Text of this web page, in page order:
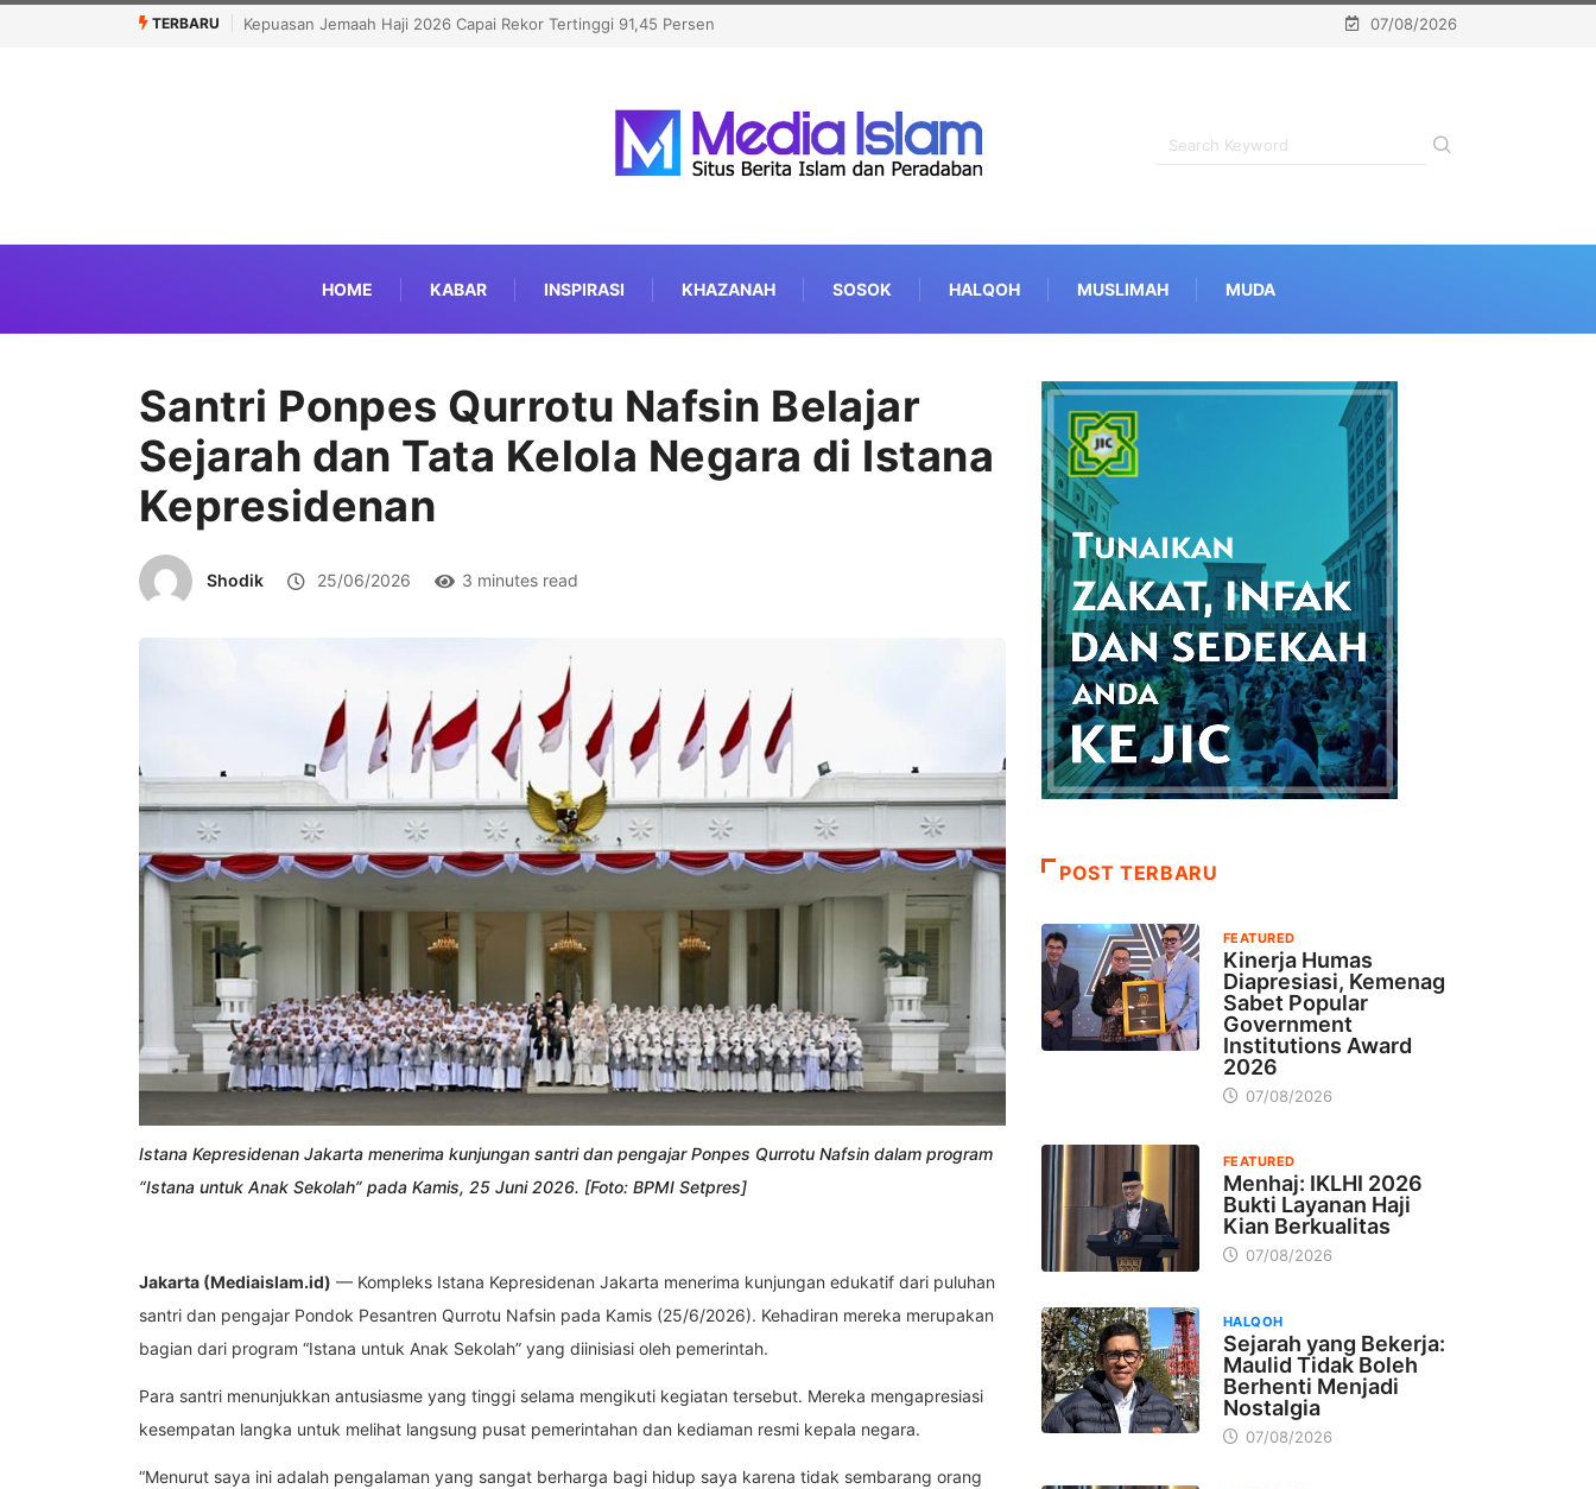
TERBARU
Capai Rekor Tertinggi 91,45 PersenBawa Syiar Al-Qur’an Inklusif, MTQ Nasional 2026 di Semarang
07/08/2026
HOME KABAR INSPIRASI KHAZANAH SOSOK HALQOH MUSLIMAH MUDA
Santri Ponpes Qurrotu Nafsin Belajar
Sejarah dan Tata Kelola Negara di Istana
Kepresidenan
Shodik 25/06/2026 3 minutes read
Istana Kepresidenan Jakarta menerima kunjungan santri dan pengajar Ponpes Qurrotu Nafsin dalam program
“Istana untuk Anak Sekolah” pada Kamis, 25 Juni 2026. [Foto: BPMI Setpres]
Jakarta (Mediaislam.id) — Kompleks Istana Kepresidenan Jakarta menerima kunjungan edukatif dari puluhan
santri dan pengajar Pondok Pesantren Qurrotu Nafsin pada Kamis (25/6/2026). Kehadiran mereka merupakan
bagian dari program “Istana untuk Anak Sekolah” yang diinisiasi oleh pemerintah.
Para santri menunjukkan antusiasme yang tinggi selama mengikuti kegiatan tersebut. Mereka mengapresiasi
kesempatan langka untuk melihat langsung pusat pemerintahan dan kediaman resmi kepala negara.
“Menurut saya ini adalah pengalaman yang sangat berharga bagi hidup saya karena tidak sembarang orang
POST TERBARU
FEATURED
Kinerja Humas
Diapresiasi, Kemenag
Sabet Popular
Government
Institutions Award
2026
07/08/2026
FEATURED
Menhaj: IKLHI 2026
Bukti Layanan Haji
Kian Berkualitas
07/08/2026
HALQOH
Sejarah yang Bekerja:
Maulid Tidak Boleh
Berhenti Menjadi
Nostalgia
07/08/2026